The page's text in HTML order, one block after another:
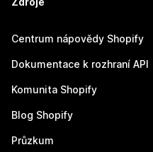
Centrum nápovědy Shopify
Dokumentace k rozhraní API
Komunita Shopify
Blog Shopify
Průzkum